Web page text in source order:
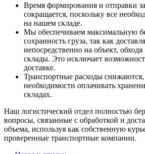
Время формирования и отправки
сокращается, поскольку все
на нашем складе.
Мы обеспечиваем максимальную
сохранность груза, так как
непосредственно на объект,
склады. Это исключает
доставке.
Транспортные расходы снижаются,
необходимости оплачивать
складах.
Наш логистический отдел полностью
вопросы, связанные с обработкой и
объема, используя как собственную
проверенные транспортные компании.